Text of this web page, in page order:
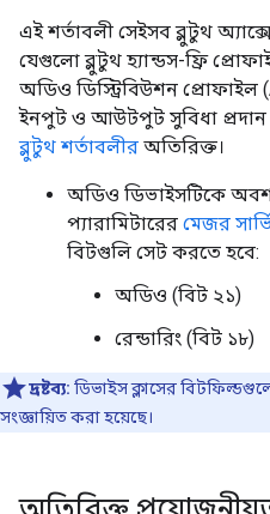
এই শর্তাবলী সেইসব ব্লুটুথ
যেগুলো ব্লুটুথ হ্যান্ডস-ফ্রি
অডিও ডিস্ট্রিবিউশন
ইনপুট ও আউটপুট সুবিধা প্রদান
ব্লুটুথ শর্তাবলীর অতিরিক্ত।
অডিও ডিভাইসটিকে
প্যারামিটারের মেজর
বিটগুলি সেট করতে হবে:
অডিও (বিট ২১)
রেন্ডারিং (বিট ১৮)
দ্রষ্টব্য: ডিভাইস ক্লাসের
সংজ্ঞায়িত করা হয়েছে।